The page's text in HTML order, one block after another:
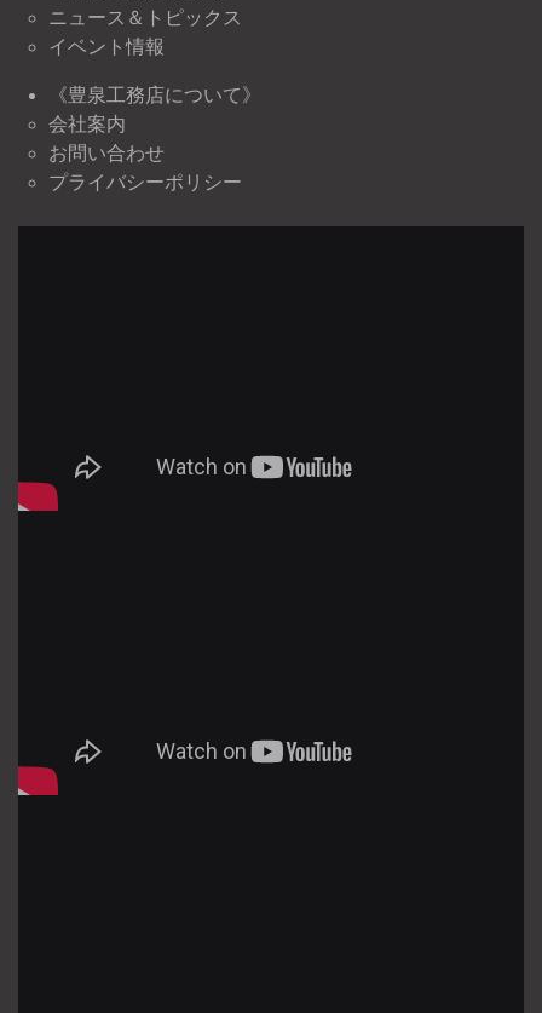
ニュース＆トピックス
イベント情報
《豊泉工務店について》
会社案内
お問い合わせ
プライバシーポリシー